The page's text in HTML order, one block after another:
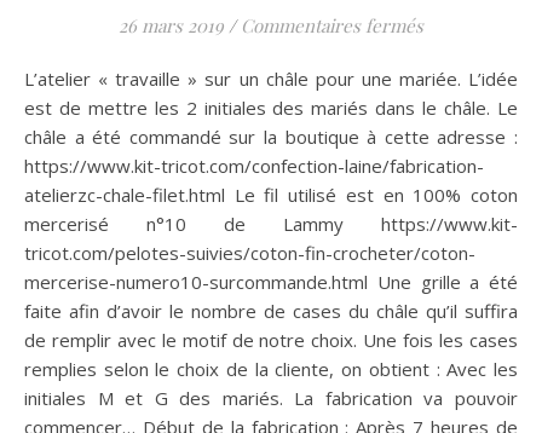
26 mars 2019 / Commentaires ferméssur Châle en
L’atelier « travaille » sur un châle pour une mariée. L’idée
est de mettre les 2 initiales des mariés dans le châle. Le
châle a été commandé sur la boutique à cette adresse :
https://www.kit-tricot.com/confection-laine/fabrication-
atelierzc-chale-filet.html Le fil utilisé est en 100% coton
mercerisé n°10 de Lammy https://www.kit-
tricot.com/pelotes-suivies/coton-fin-crocheter/coton-
mercerise-numero10-surcommande.html Une grille a été
faite afin d’avoir le nombre de cases du châle qu’il suffira
de remplir avec le motif de notre choix. Une fois les cases
remplies selon le choix de la cliente, on obtient : Avec les
initiales M et G des mariés. La fabrication va pouvoir
commencer… Début de la fabrication : Après 7 heures de